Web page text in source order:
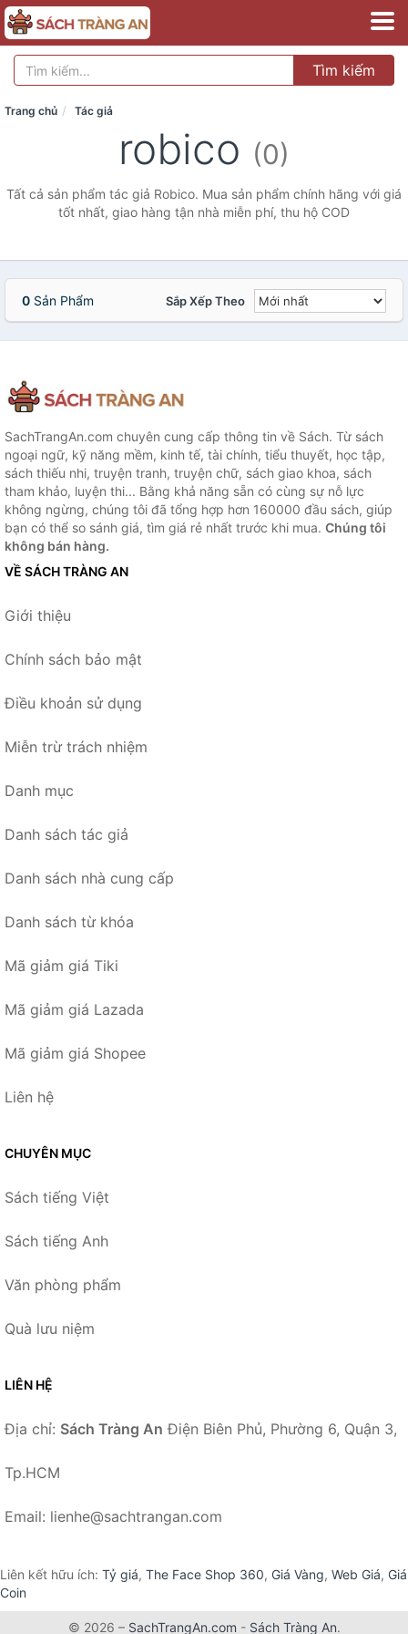
Tìm kiếm
Trang chủ Tác giả
robico (0)
Tất cả sản phẩm tác giả Robico. Mua sản phẩm chính hãng với giá
tốt nhất, giao hàng tận nhà miễn phí, thu hộ COD
0 Sản Phẩm Sắp Xếp Theo
SachTrangAn.com chuyên cung cấp thông tin về Sách. Từ sách
ngoại ngữ, kỹ năng mềm, kinh tế, tài chính, tiểu thuyết, học tập,
sách thiếu nhi, truyện tranh, truyện chữ, sách giao khoa, sách
tham khảo, luyện thi... Bằng khả năng sẵn có cùng sự nỗ lực
không ngừng, chúng tôi đã tổng hợp hơn 160000 đầu sách, giúp
bạn có thể so sánh giá, tìm giá rẻ nhất trước khi mua. Chúng tôi
không bán hàng.
VỀ SÁCH TRÀNG AN
Giới thiệu
Chính sách bảo mật
Điều khoản sử dụng
Miễn trừ trách nhiệm
Danh mục
Danh sách tác giả
Danh sách nhà cung cấp
Danh sách từ khóa
Mã giảm giá Tiki
Mã giảm giá Lazada
Mã giảm giá Shopee
Liên hệ
CHUYÊN MỤC
Sách tiếng Việt
Sách tiếng Anh
Văn phòng phẩm
Quà lưu niệm
LIÊN HỆ
Địa chỉ: Sách Tràng An Điện Biên Phủ, Phường 6, Quận 3,
Tp.HCM
Email: lienhe@sachtrangan.com
Liên kết hữu ích: Tỷ giá, The Face Shop 360, Giá Vàng, Web Giá, Giá
Coin
© 2026 – SachTrangAn.com - Sách Tràng An.